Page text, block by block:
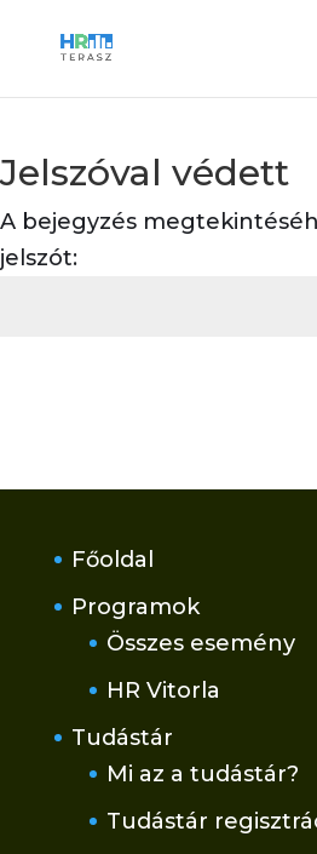
Jelszóval védett
A bejegyzés
jelszót:
Főoldal
Programok
Összes esemény
HR Vitorla
Tudástár
Mi az a tudástár?
Tudástár